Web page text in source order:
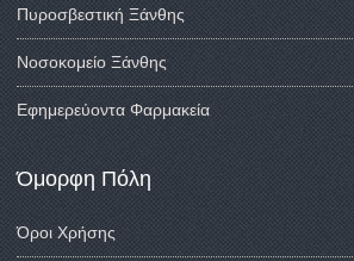
Πυροσβεστική Ξάνθης
Νοσοκομείο Ξάνθης
Εφημερεύοντα Φαρμακεία
Όμορφη Πόλη
Όροι Χρήσης